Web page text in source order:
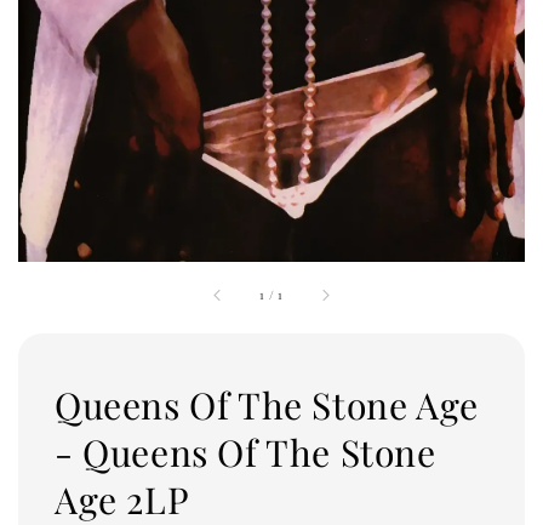
1 /1
Queens Of The Stone Age
- Queens Of The Stone
Age 2LP